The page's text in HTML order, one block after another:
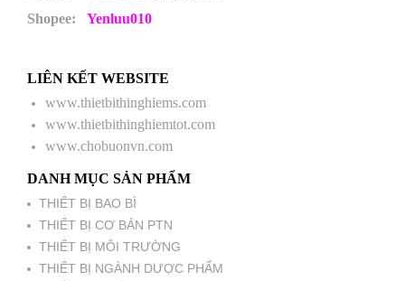
Shopee:
Yenluu010
LIÊN KẾT WEBSITE
www.thietbithinghiems.com
www.thietbithinghiemtot.com
www.chobuonvn.com
DANH MỤC SẢN PHẨM
THIẾT BỊ BAO BÌ
THIẾT BỊ CƠ BẢN PTN
THIẾT BỊ MÔI TRƯỜNG
THIẾT BỊ NGÀNH DƯỢC PHẨM